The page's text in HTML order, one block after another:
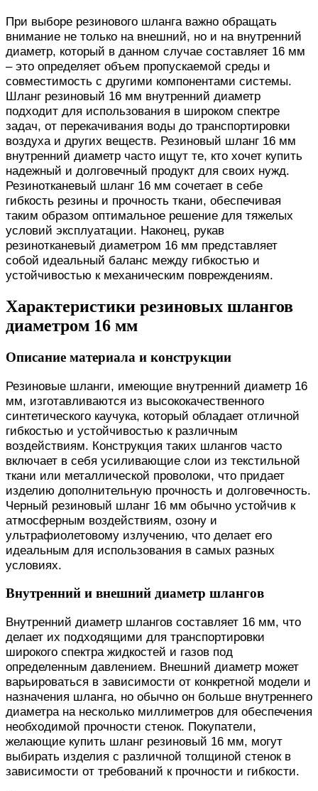
При выборе резинового шланга важно обращать
внимание не только на внешний, но и на внутренний
диаметр, который в данном случае составляет 16 мм
– это определяет объем пропускаемой среды и
совместимость с другими компонентами системы.
Шланг резиновый 16 мм внутренний диаметр
подходит для использования в широком спектре
задач, от перекачивания воды до транспортировки
воздуха и других веществ. Резиновый шланг 16 мм
внутренний диаметр часто ищут те, кто хочет купить
надежный и долговечный продукт для своих нужд.
Резинотканевый шланг 16 мм сочетает в себе
гибкость резины и прочность ткани, обеспечивая
таким образом оптимальное решение для тяжелых
условий эксплуатации. Наконец, рукав
резинотканевый диаметром 16 мм представляет
собой идеальный баланс между гибкостью и
устойчивостью к механическим повреждениям.
Характеристики резиновых шлангов
диаметром 16 мм
Описание материала и конструкции
Резиновые шланги, имеющие внутренний диаметр 16
мм, изготавливаются из высококачественного
синтетического каучука, который обладает отличной
гибкостью и устойчивостью к различным
воздействиям. Конструкция таких шлангов часто
включает в себя усиливающие слои из текстильной
ткани или металлической проволоки, что придает
изделию дополнительную прочность и долговечность.
Черный резиновый шланг 16 мм обычно устойчив к
атмосферным воздействиям, озону и
ультрафиолетовому излучению, что делает его
идеальным для использования в самых разных
условиях.
Внутренний и внешний диаметр шлангов
Внутренний диаметр шлангов составляет 16 мм, что
делает их подходящими для транспортировки
широкого спектра жидкостей и газов под
определенным давлением. Внешний диаметр может
варьироваться в зависимости от конкретной модели и
назначения шланга, но обычно он больше внутреннего
диаметра на несколько миллиметров для обеспечения
необходимой прочности стенок. Покупатели,
желающие купить шланг резиновый 16 мм, могут
выбирать изделия с различной толщиной стенок в
зависимости от требований к прочности и гибкости.